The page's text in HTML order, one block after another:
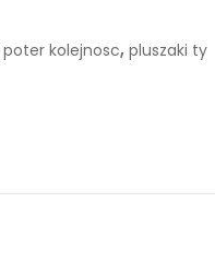
kolejnosc, pluszaki ty